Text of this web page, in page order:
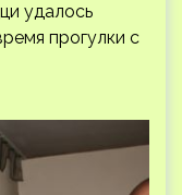
удалось
прогулки с